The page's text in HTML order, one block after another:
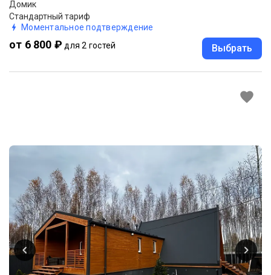
Домик
Стандартный тариф
Моментальное подтверждение
от 6 800 ₽ для 2 гостей Выбрать